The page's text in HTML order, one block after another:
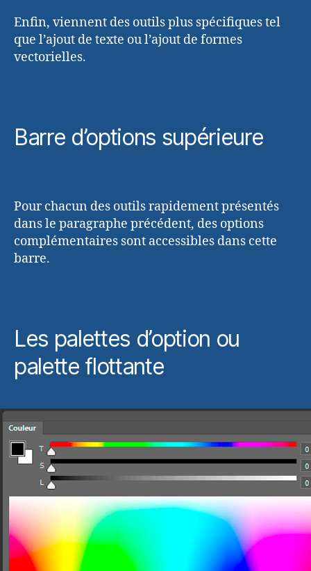
Enfin, viennent des outils plus spécifiques tel
que l’ajout de texte ou l’ajout de formes
vectorielles.
Barre d’options supérieure
Pour chacun des outils rapidement présentés
dans le paragraphe précédent, des options
complémentaires sont accessibles dans cette
barre.
Les palettes d’option ou
palette flottante